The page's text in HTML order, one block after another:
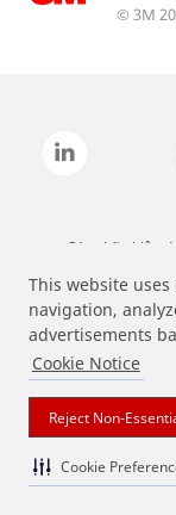
This website
navigation,
advertisements
Cookie Notice
Reject Non-
Cookie
© 3M
Các nhãn hiệu